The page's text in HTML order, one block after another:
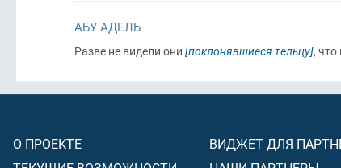
АБУ АДЕЛЬ
Разве не видели они [поклонявшиеся тельцу],
О ПРОЕКТЕ
ВИДЖЕТ ДЛЯ